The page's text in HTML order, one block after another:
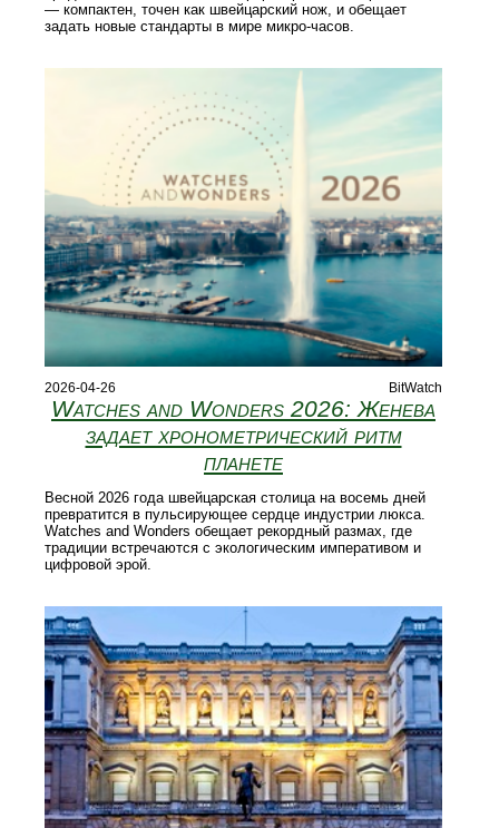
— компактен, точен как швейцарский нож, и обещает
задать новые стандарты в мире микро‑часов.
2026-04-26 BitWatch
Watches and Wonders 2026: Женева
задает хронометрический ритм
планете
Весной 2026 года швейцарская столица на восемь дней
превратится в пульсирующее сердце индустрии люкса.
Watches and Wonders обещает рекордный размах, где
традиции встречаются с экологическим императивом и
цифровой эрой.